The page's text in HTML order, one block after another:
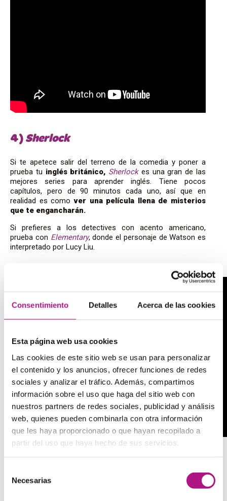
Consentimiento Detalles Acerca de las cookies
Esta página web usa cookies
Las cookies de este sitio web se usan para personalizar
el contenido y los anuncios, ofrecer funciones de redes
sociales y analizar el tráfico. Además, compartimos
información sobre el uso que haga del sitio web con
nuestros partners de redes sociales, publicidad y análisis
web, quienes pueden combinarla con otra información
que les haya proporcionado o que hayan recopilado a
partir del uso que haya hecho de sus servicios.
Necesarias
4) Sherlock
Si te apetece salir del terreno de la comedia y poner a
prueba tu inglés británico, Sherlockes una gran de las
mejores series para aprender inglés. Tiene pocos
capítulos, pero de 90 minutos cada uno, así que en
realidad es comover una película llena de misterios
que te engancharán.
Si prefieres a los detectives con acento americano,
prueba con Elementary, donde el personaje de Watson es
interpretado por Lucy Liu.
5)Downton Abbey